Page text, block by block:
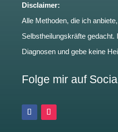
Disclaimer:
Alle Methoden, die ich
Selbstheilungskräfte gedacht.
Diagnosen und gebe keine
Folge mir auf